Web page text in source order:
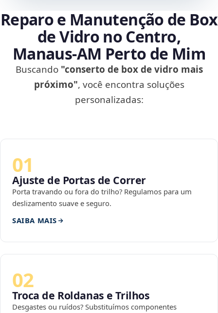
Reparo e Manutenção de Box
de Vidro no Centro,
Manaus‑AM Perto de Mim
Buscando "conserto de box de vidro mais
próximo", você encontra soluções
personalizadas:
01
Ajuste de Portas de Correr
Porta travando ou fora do trilho? Regulamos para um
deslizamento suave e seguro.
SAIBA MAIS
02
Troca de Roldanas e Trilhos
Desgastes ou ruídos? Substituímos componentes